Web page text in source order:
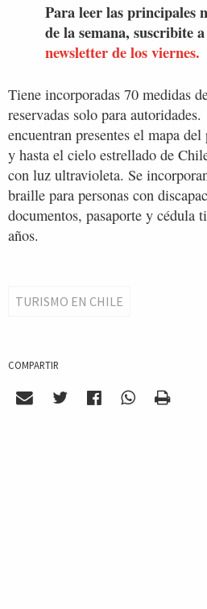
Para leer las principales
de la semana, suscribite
newsletter de los viernes.
Tiene incorporadas 70 medidas
reservadas solo para
encuentran presentes el mapa
y hasta el cielo estrellado de
con luz ultravioleta. Se
braille para personas con
documentos, pasaporte y cédula
años.
TURISMO EN CHILE
COMPARTIR